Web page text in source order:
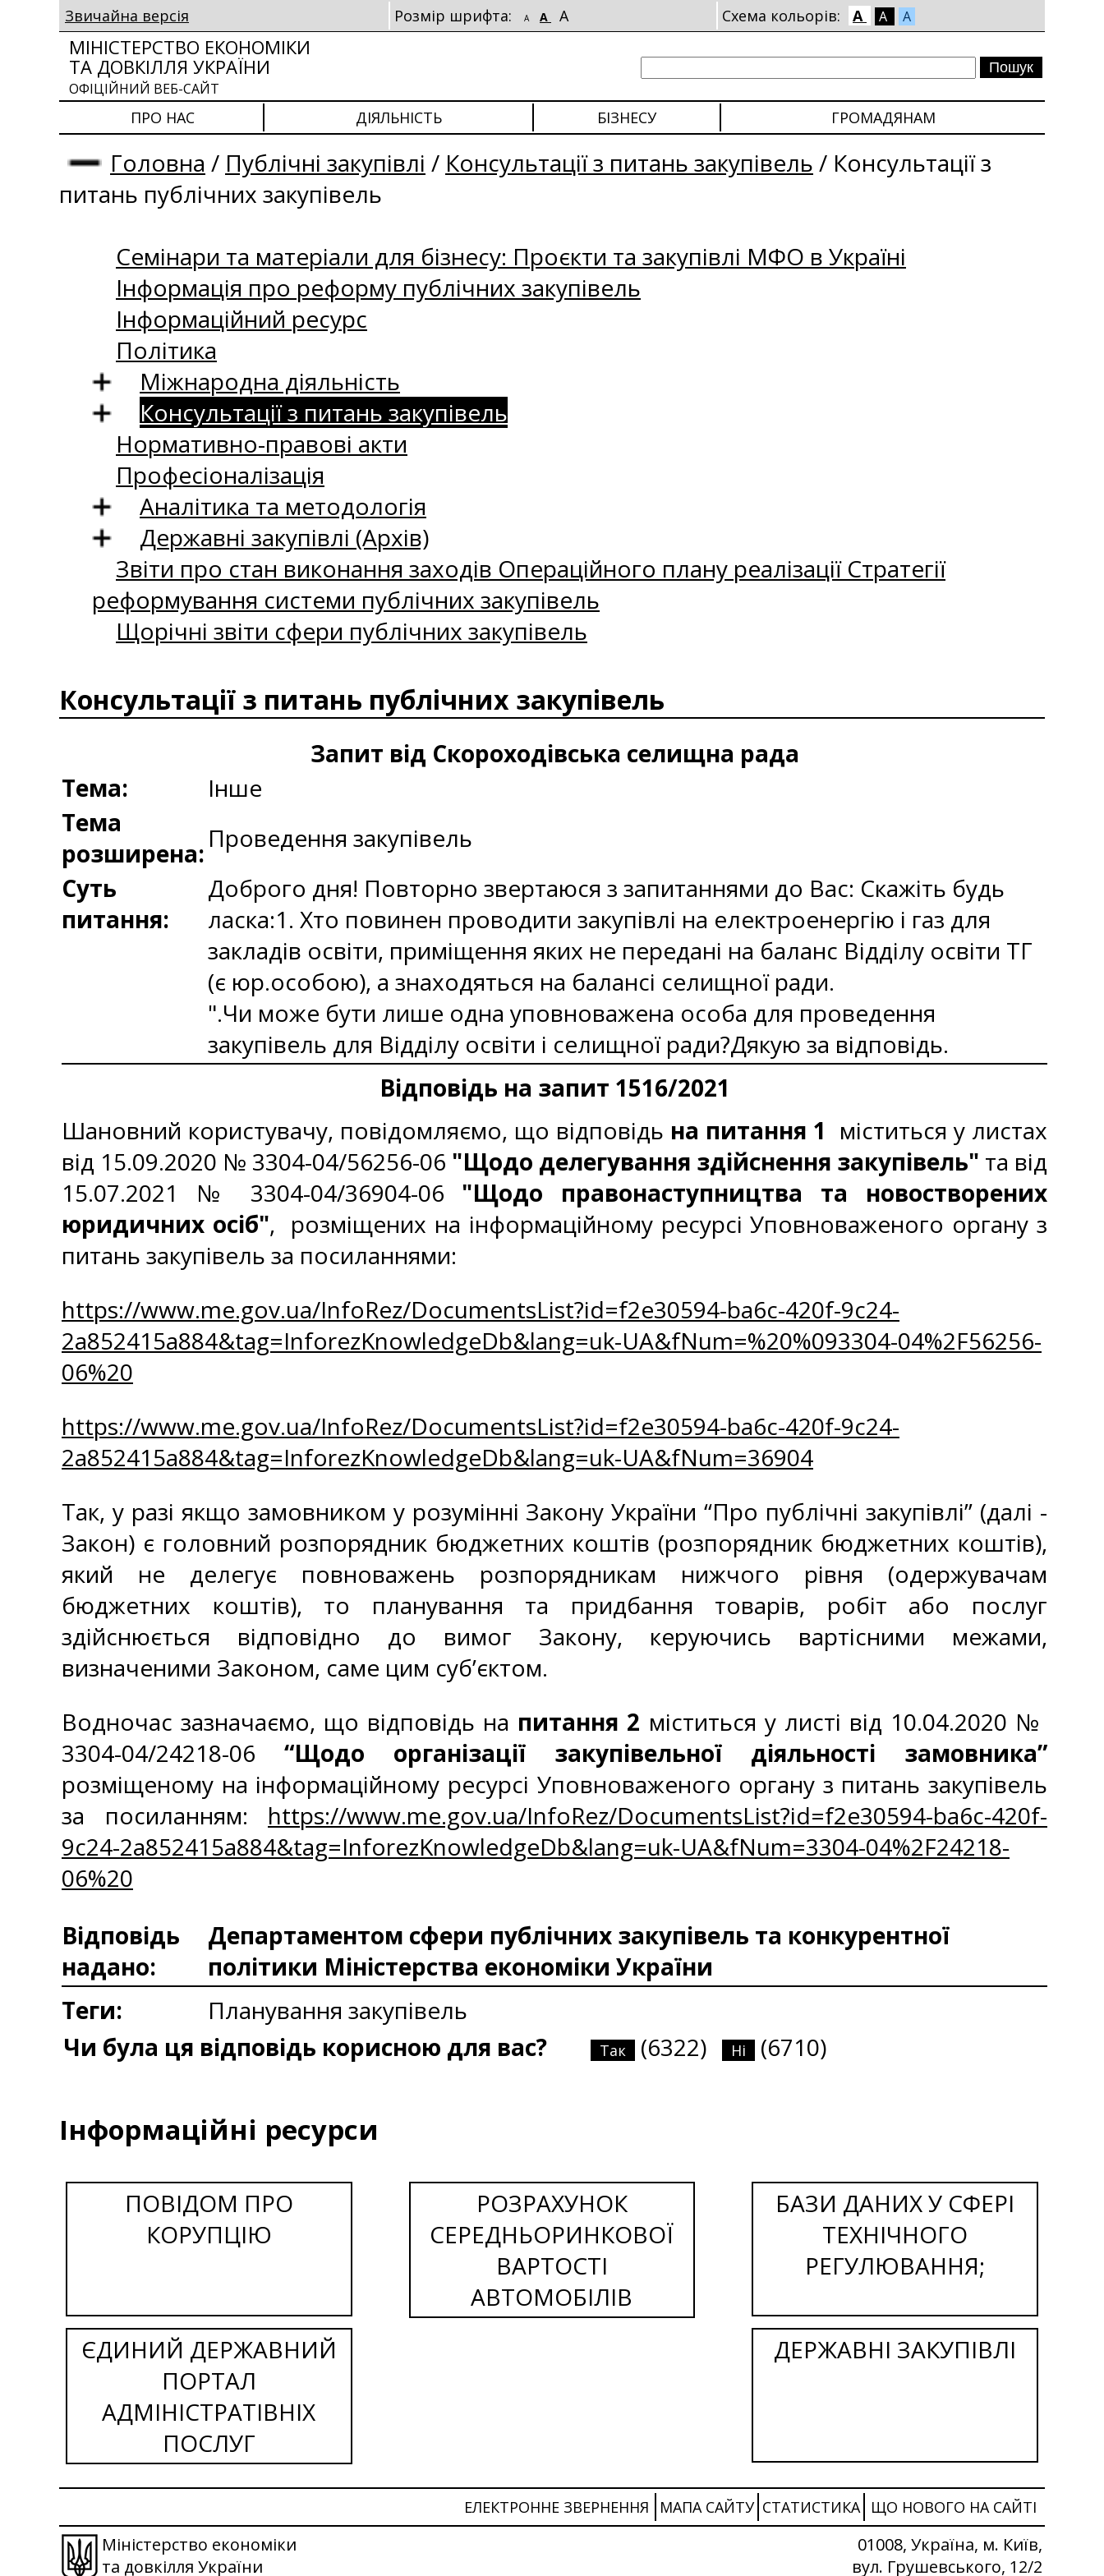
Звичайна версія Розмір шрифта: A A A Схема кольорів: A A A
МІНІСТЕРСТВО ЕКОНОМІКИ
ТА ДОВКІЛЛЯ УКРАЇНИ
ОФІЦІЙНИЙ ВЕБ-САЙТ
ПРО НАС ДІЯЛЬНІСТЬ БІЗНЕСУ ГРОМАДЯНАМ
Головна / Публічні закупівлі / Консультації з питань закупівель / Консультації з
питань публічних закупівель
Семінари та матеріали для бізнесу: Проєкти та закупівлі МФО в Україні
Інформація про реформу публічних закупівель
Інформаційний ресурс
Політика
Міжнародна діяльність
Консультації з питань закупівель
Нормативно-правові акти
Професіоналізація
Аналітика та методологія
Державні закупівлі (Архів)
Звіти про стан виконання заходів Операційного плану реалізації Стратегії
реформування системи публічних закупівель
Щорічні звіти сфери публічних закупівель
Консультації з питань публічних закупівель
Запит від Скороходівська селищна рада
Тема:
Інше
Тема
розширена: Проведення закупівель
Суть
питання:
Доброго дня! Повторно звертаюся з запитаннями до Вас: Скажіть будь
ласка:1. Хто повинен проводити закупівлі на електроенергію і газ для
закладів освіти, приміщення яких не передані на баланс Відділу освіти ТГ
(є юр.особою), а знаходяться на балансі селищної ради.
".Чи може бути лише одна уповноважена особа для проведення
закупівель для Відділу освіти і селищної ради?Дякую за відповідь.
Відповідь на запит 1516/2021
Шановний користувачу, повідомляємо, що відповідь на питання 1 міститься у листах
від 15.09.2020 № 3304-04/56256-06 "Щодо делегування здійснення закупівель" та від
15.07.2021 № 3304-04/36904-06 "Щодо правонаступництва та новостворених
юридичних осіб", розміщених на інформаційному ресурсі Уповноваженого органу з
питань закупівель за посиланнями:
https://www.me.gov.ua/InfoRez/DocumentsList?id=f2e30594-ba6c-420f-9c24-
2a852415a884&tag=InforezKnowledgeDb&lang=uk-UA&fNum=%20%093304-04%2F56256-
06%20
https://www.me.gov.ua/InfoRez/DocumentsList?id=f2e30594-ba6c-420f-9c24-
2a852415a884&tag=InforezKnowledgeDb&lang=uk-UA&fNum=36904
Так, у разі якщо замовником у розумінні Закону України “Про публічні закупівлі” (далі -
Закон) є головний розпорядник бюджетних коштів (розпорядник бюджетних коштів),
який не делегує повноважень розпорядникам нижчого рівня (одержувачам
бюджетних коштів), то планування та придбання товарів, робіт або послуг
здійснюється відповідно до вимог Закону, керуючись вартісними межами,
визначеними Законом, саме цим суб’єктом.
Водночас зазначаємо, що відповідь на питання 2 міститься у листі від 10.04.2020 №
3304-04/24218-06 “Щодо організації закупівельної діяльності замовника”
розміщеному на інформаційному ресурсі Уповноваженого органу з питань закупівель
за посиланням: https://www.me.gov.ua/InfoRez/DocumentsList?id=f2e30594-ba6c-420f-
9c24-2a852415a884&tag=InforezKnowledgeDb&lang=uk-UA&fNum=3304-04%2F24218-
06%20
Відповідь
надано:
Департаментом сфери публічних закупівель та конкурентної
політики Міністерства економіки України
Теги:
Планування закупівель
Чи була ця відповідь корисною для вас?
Так (6322) Ні (6710)
Інформаційні ресурси
ПОВІДОМ ПРО
КОРУПЦІЮ
РОЗРАХУНОК
СЕРЕДНЬОРИНКОВОЇ
ВАРТОСТІ
АВТОМОБІЛІВ
БАЗИ ДАНИХ У СФЕРІ
ТЕХНІЧНОГО
РЕГУЛЮВАННЯ;
ЄДИНИЙ ДЕРЖАВНИЙ
ПОРТАЛ
АДМІНІСТРАТІВНІХ
ПОСЛУГ
ДЕРЖАВНІ ЗАКУПІВЛІ
ЕЛЕКТРОННЕ ЗВЕРНЕННЯ МАПА САЙТУ СТАТИСТИКА ЩО НОВОГО НА САЙТІ
Міністерство економіки
та довкілля України
01008, Україна, м. Київ,
вул. Грушевського, 12/2